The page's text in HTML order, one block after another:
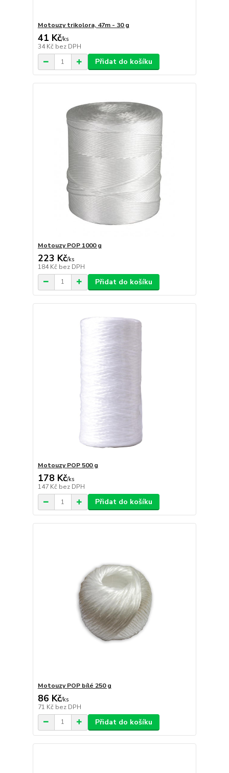
Motouzy trikolora, 47m - 30 g
41 Kč/ks
34 Kč bez DPH
Přidat do košíku
Motouzy POP 1000 g
223 Kč/ks
184 Kč bez DPH
Přidat do košíku
Motouzy POP 500 g
178 Kč/ks
147 Kč bez DPH
Přidat do košíku
Motouzy POP bílé 250 g
86 Kč/ks
71 Kč bez DPH
Přidat do košíku